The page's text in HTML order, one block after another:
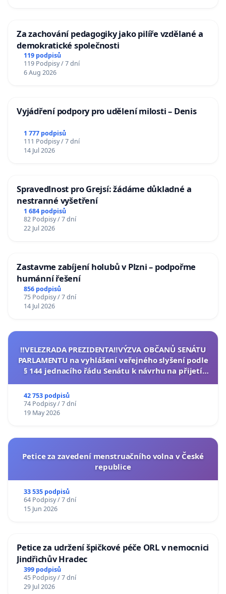
Za zachování pedagogiky jako pilíře vzdělané a
demokratické společnosti
119 podpisů
119 Podpisy / 7 dní
6 Aug 2026
Vyjádření podpory pro udělení milosti – Denis
1 777 podpisů
111 Podpisy / 7 dní
14 Jul 2026
Spravedlnost pro Grejsí: žádáme důkladné a
nestranné vyšetření
1 684 podpisů
82 Podpisy / 7 dní
22 Jul 2026
Zastavme zabíjení holubů v Plzni – podpořme
humánní řešení
856 podpisů
75 Podpisy / 7 dní
14 Jul 2026
‼️VELEZRADA PREZIDENTA‼️VÝZVA OBČANŮ SENÁTU
PARLAMENTU na vyhlášení veřejného slyšení podle
§ 144 jednacího řádu Senátu k návrhu na přijetí
42 753 podpisů
74 Podpisy / 7 dní
19 May 2026
Petice za zavedení menstruačního volna v České
republice
33 535 podpisů
64 Podpisy / 7 dní
15 Jun 2026
Petice za udržení špičkové péče ORL v nemocnici
Jindřichův Hradec
399 podpisů
45 Podpisy / 7 dní
29 Jul 2026